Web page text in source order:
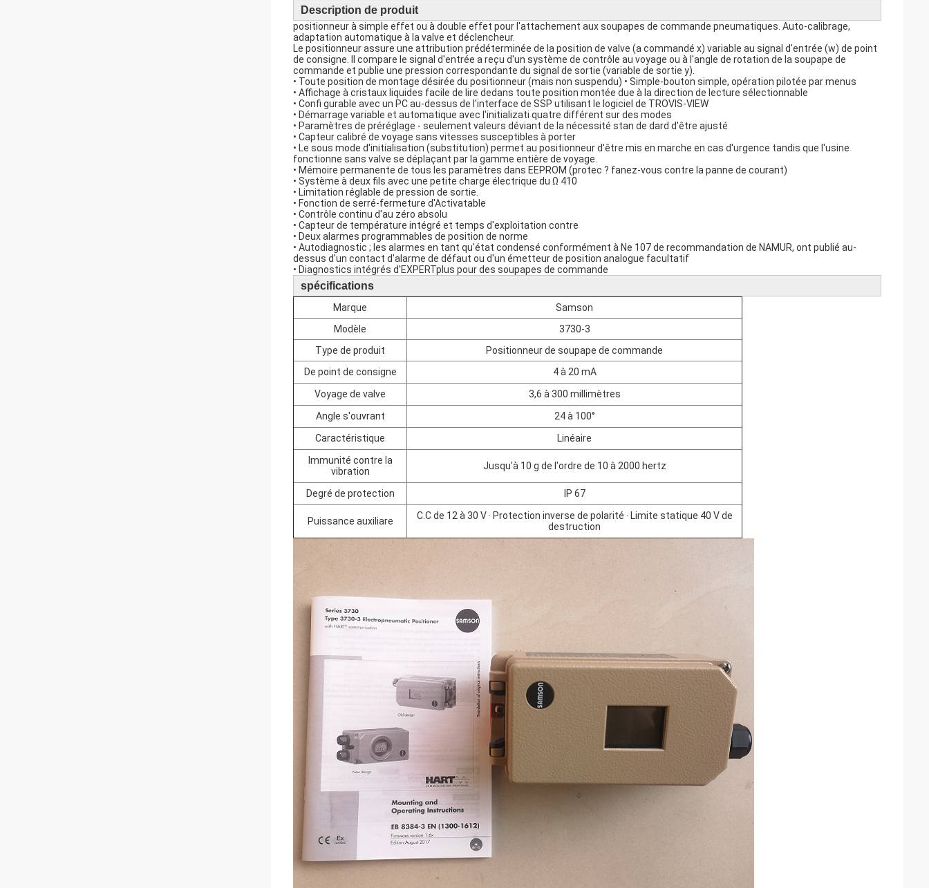
Description de produit
positionneur à simple effet ou à double effet pour l'attachement aux soupapes de commande pneumatiques. Auto-calibrage,
adaptation automatique à la valve et déclencheur.
Le positionneur assure une attribution prédéterminée de la position de valve (a commandé x) variable au signal d'entrée (w) de point
de consigne. Il compare le signal d'entrée a reçu d'un système de contrôle au voyage ou à l'angle de rotation de la soupape de
commande et publie une pression correspondante du signal de sortie (variable de sortie y).
• Toute position de montage désirée du positionneur (mais non suspendu) • Simple-bouton simple, opération pilotée par menus
• Affichage à cristaux liquides facile de lire dedans toute position montée due à la direction de lecture sélectionnable
• Confi gurable avec un PC au-dessus de l'interface de SSP utilisant le logiciel de TROVIS-VIEW
• Démarrage variable et automatique avec l'initializati quatre différent sur des modes
• Paramètres de préréglage - seulement valeurs déviant de la nécessité stan de dard d'être ajusté
• Capteur calibré de voyage sans vitesses susceptibles à porter
• Le sous mode d'initialisation (substitution) permet au positionneur d'être mis en marche en cas d'urgence tandis que l'usine
fonctionne sans valve se déplaçant par la gamme entière de voyage.
• Mémoire permanente de tous les paramètres dans EEPROM (protec ? fanez-vous contre la panne de courant)
• Système à deux fils avec une petite charge électrique du Ω 410
• Limitation réglable de pression de sortie.
• Fonction de serré-fermeture d'Activatable
• Contrôle continu d'au zéro absolu
• Capteur de température intégré et temps d'exploitation contre
• Deux alarmes programmables de position de norme
• Autodiagnostic ; les alarmes en tant qu'état condensé conformément à Ne 107 de recommandation de NAMUR, ont publié au-
dessus d'un contact d'alarme de défaut ou d'un émetteur de position analogue facultatif
• Diagnostics intégrés d'EXPERTplus pour des soupapes de commande
spécifications
Marque
Samson
Modèle
3730-3
Type de produit
Positionneur de soupape de commande
De point de consigne
4 à 20 mA
Voyage de valve
3,6 à 300 millimètres
Angle s'ouvrant
24 à 100°
Caractéristique
Linéaire
Immunité contre la
vibration
Jusqu'à 10 g de l'ordre de 10 à 2000 hertz
Degré de protection IP 67
Puissance auxiliare
C.C de 12 à 30 V · Protection inverse de polarité · Limite statique 40 V de
destruction